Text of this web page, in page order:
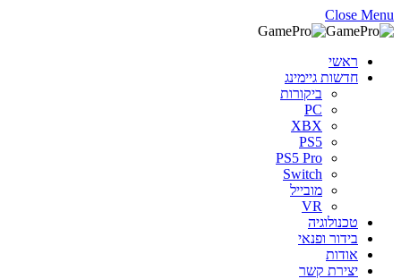
Close Menu
ראשי
חדשות גיימינג
ביקורות
PC
XBX
PS5
PS5 Pro
Switch
מובייל
VR
טכנולוגיה
בידור ופנאי
אודות
יצירת קשר